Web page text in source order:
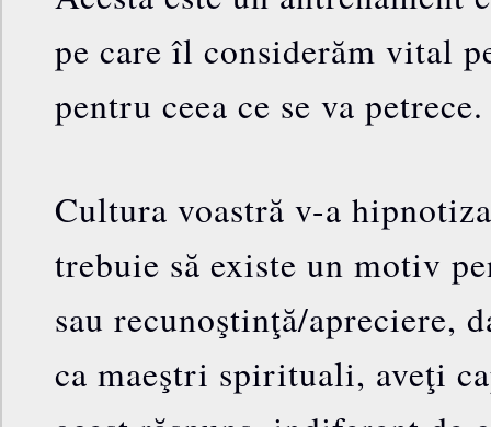
pe care îl considerăm vital
pentru ceea ce se va petrece.
Cultura voastră v-a
trebuie să existe un motiv
sau recunoştinţă/apreciere,
ca maeştri spirituali, aveţi